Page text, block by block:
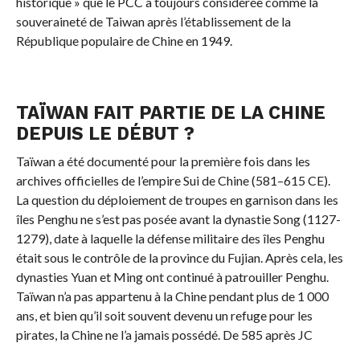
souveraineté de Taiwan après l’établissement de la
République populaire de Chine en 1949.
TAÏWAN FAIT PARTIE DE LA CHINE
DEPUIS LE DÉBUT ?
Taïwan a été documenté pour la première fois dans les
archives officielles de l’empire Sui de Chine (581–615 CE).
La question du déploiement de troupes en garnison dans les
îles Penghu ne s’est pas posée avant la dynastie Song (1127-
1279), date à laquelle la défense militaire des îles Penghu
était sous le contrôle de la province du Fujian. Après cela, les
dynasties Yuan et Ming ont continué à patrouiller Penghu.
Taïwan n’a pas appartenu à la Chine pendant plus de 1 000
ans, et bien qu’il soit souvent devenu un refuge pour les
pirates, la Chine ne l’a jamais possédé. De 585 après JC